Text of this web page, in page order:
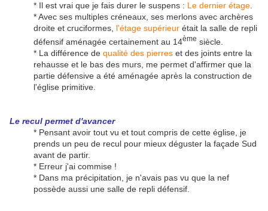
* Il est vrai que je fais durer le suspens : Le dernier étage
* Avec ses multiples créneaux, ses merlons avec archères
droite et cruciformes, l'étage supérieur était la salle de repli
défensif aménagée certainement au 14ème siècle.
* La différence de qualité des pierres et des joints entre la
rehausse et le bas des murs, me permet d'affirmer que la
partie défensive a été aménagée après la construction de
l'église primitive.
Le recul permet d'avancer
* Pensant avoir tout vu et tout compris de cette église, je
prends un peu de recul pour mieux déguster la façade Sud
avant de partir.
* Erreur j'ai commise !
* Dans ma précipitation, je n'avais pas vu que la nef
possède aussi une salle de repli défensif.